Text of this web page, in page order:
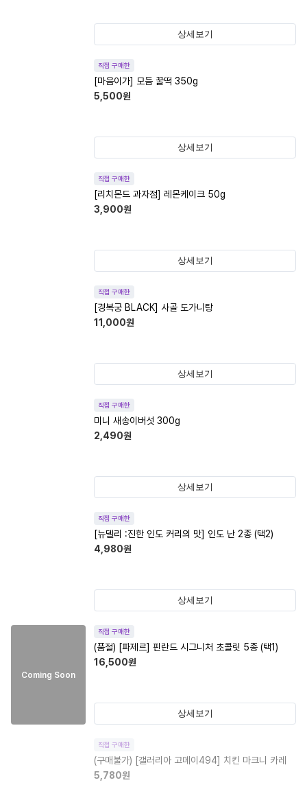
상세보기
직접 구매한
[마음이가] 모듬 꿀떡 350g
5,500원
상세보기
직접 구매한
[리치몬드 과자점] 레몬케이크 50g
3,900원
상세보기
직접 구매한
[경복궁 BLACK] 사골 도가니탕
11,000원
상세보기
직접 구매한
미니 새송이버섯 300g
2,490원
상세보기
직접 구매한
[뉴델리 :진한 인도 커리의 맛] 인도 난 2종 (택2)
4,980원
상세보기
Coming Soon
직접 구매한
(품절) [파제르] 핀란드 시그니처 초콜릿 5종 (택1)
16,500원
상세보기
직접 구매한
(구매불가) [갤러리아 고메이494] 치킨 마크니 카레
5,780원